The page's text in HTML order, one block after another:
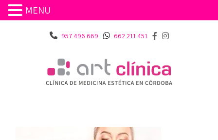
957 496 669 662 211 451
MENU